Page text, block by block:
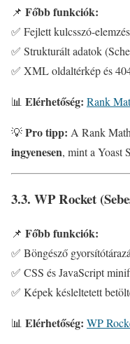
📌 Főbb funkciók:
✅ Fejlett kulcsszó-elemzés
✅ Strukturált adatok
✅ XML oldaltérkép és
📊 Elérhetőség: Rank
💡Pro tipp: A Rank
ingyenesen, mint a Yoast
3.3. WP Rocket
📌 Főbb funkciók:
✅ Böngésző
✅ CSS és JavaScript
✅ Képek késleltetett
📊 Elérhetőség: WP